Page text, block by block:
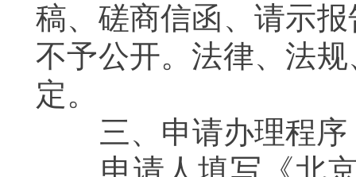
稿、磋商信函、请示
不予公开。法律、法
定。
三、申请办理程序